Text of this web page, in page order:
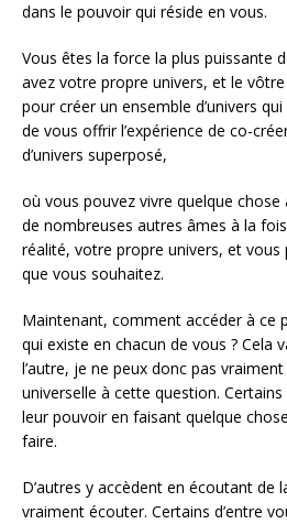
dans le pouvoir qui réside en vous.
Vous êtes la force la plus puissante
avez votre propre univers, et le
pour créer un ensemble d’univers
de vous offrir l’expérience de co-
d’univers superposé,
où vous pouvez vivre quelque
de nombreuses autres âmes à la
réalité, votre propre univers, et vous
que vous souhaitez.
Maintenant, comment accéder à ce
qui existe en chacun de vous ? Cela
l’autre, je ne peux donc pas
universelle à cette question. Certains
leur pouvoir en faisant quelque
faire.
D’autres y accèdent en écoutant de
vraiment écouter. Certains d’entre